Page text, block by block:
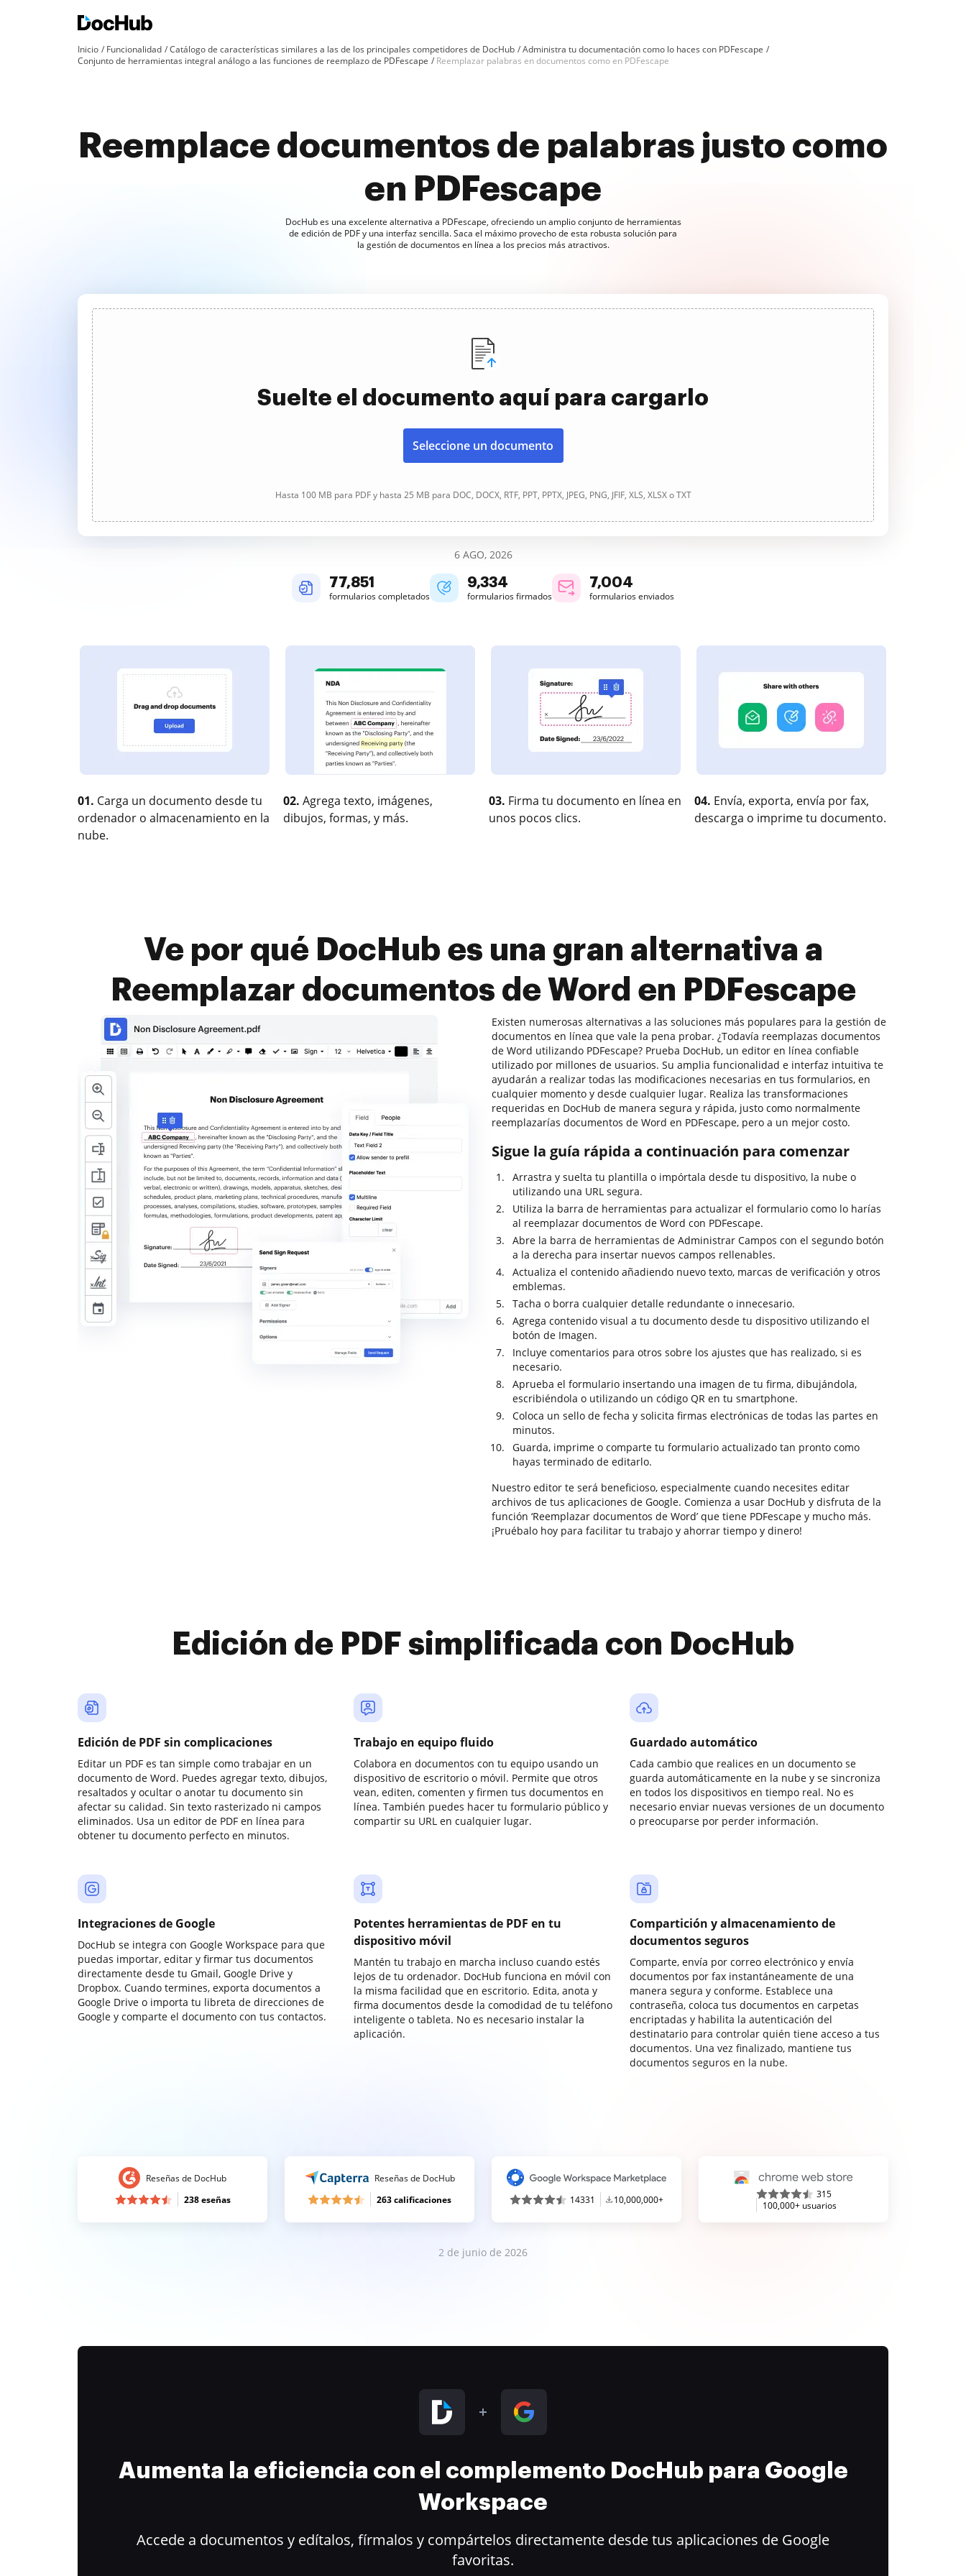
Inicio Funcionalidad Catálogo de características similares a las de los principales competidores de DocHub
Administra tu documentación como lo haces con PDFescape
Conjunto de herramientas integral análogo a las funciones de reemplazo de PDFescape
Reemplazar palabras en documentos como en PDFescape
Reemplace documentos de palabras justo como
en PDFescape
DocHub es una excelente alternativa a PDFescape, ofreciendo un amplio conjunto de herramientas
de edición de PDF y una interfaz sencilla. Saca el máximo provecho de esta robusta solución para
la gestión de documentos en línea a los precios más atractivos.
Suelte el documento aquí para cargarlo
Seleccione un documento
Hasta 100 MB para PDF y hasta 25 MB para DOC, DOCX, RTF, PPT, PPTX, JPEG, PNG, JFIF, XLS, XLSX o TXT
6 AGO, 2026
77,851
formularios completados
9,334
formularios firmados
7,004
formularios enviados
01. Carga un documento desde tu
ordenador o almacenamiento en la
nube.
02. Agrega texto, imágenes,
dibujos, formas, y más.
03. Firma tu documento en línea en
unos pocos clics.
04. Envía, exporta, envía por fax,
descarga o imprime tu documento.
Ve por qué DocHub es una gran alternativa a
Reemplazar documentos de Word en PDFescape
Existen numerosas alternativas a las soluciones más populares para la gestión de
documentos en línea que vale la pena probar. ¿Todavía reemplazas documentos
de Word utilizando PDFescape? Prueba DocHub, un editor en línea confiable
utilizado por millones de usuarios. Su amplia funcionalidad e interfaz intuitiva te
ayudarán a realizar todas las modificaciones necesarias en tus formularios, en
cualquier momento y desde cualquier lugar. Realiza las transformaciones
requeridas en DocHub de manera segura y rápida, justo como normalmente
reemplazarías documentos de Word en PDFescape, pero a un mejor costo.
Sigue la guía rápida a continuación para comenzar
Arrastra y suelta tu plantilla o impórtala desde tu dispositivo, la nube o
utilizando una URL segura.
Utiliza la barra de herramientas para actualizar el formulario como lo harías
al reemplazar documentos de Word con PDFescape.
Abre la barra de herramientas de Administrar Campos con el segundo botón
a la derecha para insertar nuevos campos rellenables.
Actualiza el contenido añadiendo nuevo texto, marcas de verificación y otros
emblemas.
Tacha o borra cualquier detalle redundante o innecesario.
Agrega contenido visual a tu documento desde tu dispositivo utilizando el
botón de Imagen.
Incluye comentarios para otros sobre los ajustes que has realizado, si es
necesario.
Aprueba el formulario insertando una imagen de tu firma, dibujándola,
escribiéndola o utilizando un código QR en tu smartphone.
Coloca un sello de fecha y solicita firmas electrónicas de todas las partes en
minutos.
Guarda, imprime o comparte tu formulario actualizado tan pronto como
hayas terminado de editarlo.
Nuestro editor te será beneficioso, especialmente cuando necesites editar
archivos de tus aplicaciones de Google. Comienza a usar DocHub y disfruta de la
función ‘Reemplazar documentos de Word’ que tiene PDFescape y mucho más.
¡Pruébalo hoy para facilitar tu trabajo y ahorrar tiempo y dinero!
Edición de PDF simplificada con DocHub
Edición de PDF sin complicaciones
Editar un PDF es tan simple como trabajar en un
documento de Word. Puedes agregar texto, dibujos,
resaltados y ocultar o anotar tu documento sin
afectar su calidad. Sin texto rasterizado ni campos
eliminados. Usa un editor de PDF en línea para
obtener tu documento perfecto en minutos.
Trabajo en equipo fluido
Colabora en documentos con tu equipo usando un
dispositivo de escritorio o móvil. Permite que otros
vean, editen, comenten y firmen tus documentos en
línea. También puedes hacer tu formulario público y
compartir su URL en cualquier lugar.
Guardado automático
Cada cambio que realices en un documento se
guarda automáticamente en la nube y se sincroniza
en todos los dispositivos en tiempo real. No es
necesario enviar nuevas versiones de un documento
o preocuparse por perder información.
Integraciones de Google
DocHub se integra con Google Workspace para que
puedas importar, editar y firmar tus documentos
directamente desde tu Gmail, Google Drive y
Dropbox. Cuando termines, exporta documentos a
Google Drive o importa tu libreta de direcciones de
Google y comparte el documento con tus contactos.
Potentes herramientas de PDF en tu
dispositivo móvil
Mantén tu trabajo en marcha incluso cuando estés
lejos de tu ordenador. DocHub funciona en móvil con
la misma facilidad que en escritorio. Edita, anota y
firma documentos desde la comodidad de tu teléfono
inteligente o tableta. No es necesario instalar la
aplicación.
Compartición y almacenamiento de
documentos seguros
Comparte, envía por correo electrónico y envía
documentos por fax instantáneamente de una
manera segura y conforme. Establece una
contraseña, coloca tus documentos en carpetas
encriptadas y habilita la autenticación del
destinatario para controlar quién tiene acceso a tus
documentos. Una vez finalizado, mantiene tus
documentos seguros en la nube.
Reseñas de DocHub
238 eseñas
Reseñas de DocHub
263 calificaciones
14331 10,000,000+
315
100,000+ usuarios
2 de junio de 2026
Aumenta la eficiencia con el complemento DocHub para Google
Workspace
Accede a documentos y edítalos, fírmalos y compártelos directamente desde tus aplicaciones de Google
favoritas.